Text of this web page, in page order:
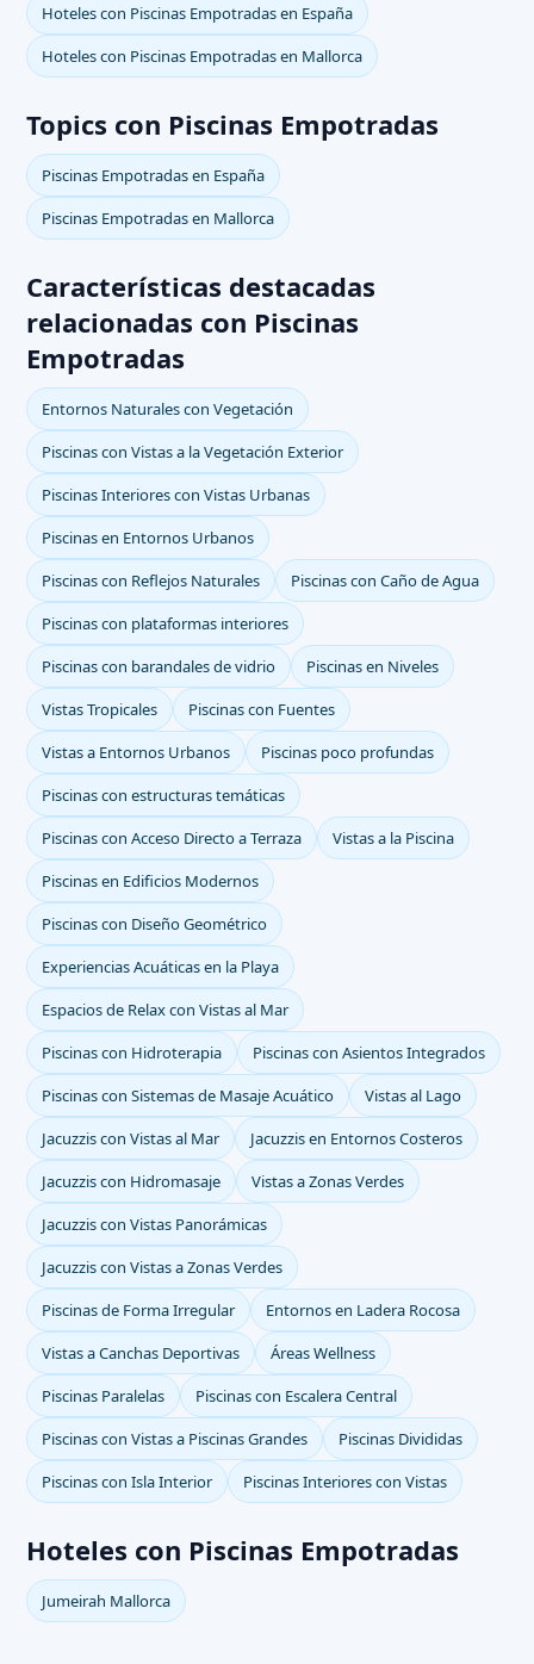
Hoteles con Piscinas Empotradas en España
Hoteles con Piscinas Empotradas en Mallorca
Topics con Piscinas Empotradas
Piscinas Empotradas en España
Piscinas Empotradas en Mallorca
Características destacadas
relacionadas con Piscinas
Empotradas
Entornos Naturales con Vegetación
Piscinas con Vistas a la Vegetación Exterior
Piscinas Interiores con Vistas Urbanas
Piscinas en Entornos Urbanos
Piscinas con Reflejos Naturales
Piscinas con Caño de Agua
Piscinas con plataformas interiores
Piscinas con barandales de vidrio
Piscinas en Niveles
Vistas Tropicales
Piscinas con Fuentes
Vistas a Entornos Urbanos
Piscinas poco profundas
Piscinas con estructuras temáticas
Piscinas con Acceso Directo a Terraza
Vistas a la Piscina
Piscinas en Edificios Modernos
Piscinas con Diseño Geométrico
Experiencias Acuáticas en la Playa
Espacios de Relax con Vistas al Mar
Piscinas con Hidroterapia
Piscinas con Asientos Integrados
Piscinas con Sistemas de Masaje Acuático
Vistas al Lago
Jacuzzis con Vistas al Mar
Jacuzzis en Entornos Costeros
Jacuzzis con Hidromasaje
Vistas a Zonas Verdes
Jacuzzis con Vistas Panorámicas
Jacuzzis con Vistas a Zonas Verdes
Piscinas de Forma Irregular
Entornos en Ladera Rocosa
Vistas a Canchas Deportivas
Áreas Wellness
Piscinas Paralelas
Piscinas con Escalera Central
Piscinas con Vistas a Piscinas Grandes
Piscinas Divididas
Piscinas con Isla Interior
Piscinas Interiores con Vistas
Hoteles con Piscinas Empotradas
Jumeirah Mallorca